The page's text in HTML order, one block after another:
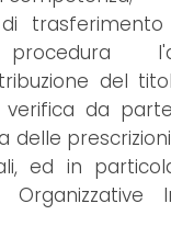
trasferimento
del
verifica da
delle
ed in